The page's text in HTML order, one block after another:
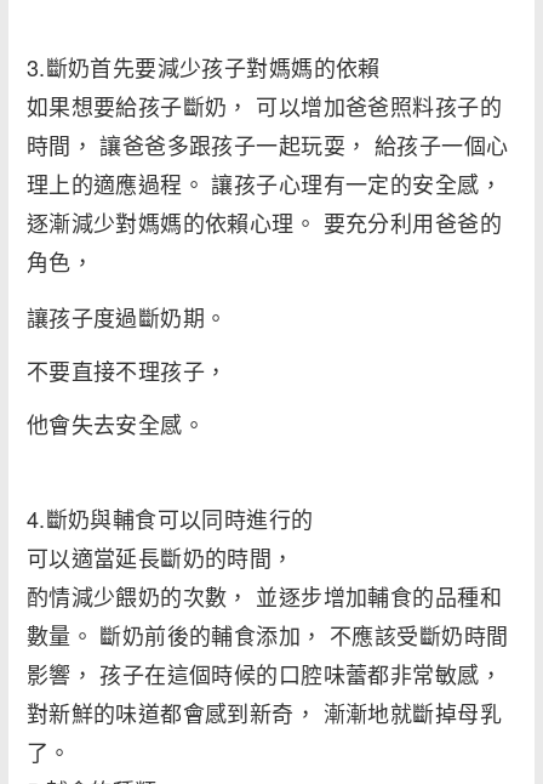
3.斷奶首先要減少孩子對媽媽的依賴
如果想要給孩子斷奶， 可以增加爸爸照料孩子的
時間， 讓爸爸多跟孩子一起玩耍， 給孩子一個心
理上的適應過程。 讓孩子心理有一定的安全感，
逐漸減少對媽媽的依賴心理。 要充分利用爸爸的
角色，
讓孩子度過斷奶期。
不要直接不理孩子，
他會失去安全感。
4.斷奶與輔食可以同時進行的
可以適當延長斷奶的時間，
酌情減少餵奶的次數， 並逐步增加輔食的品種和
數量。 斷奶前後的輔食添加， 不應該受斷奶時間
影響， 孩子在這個時候的口腔味蕾都非常敏感，
對新鮮的味道都會感到新奇， 漸漸地就斷掉母乳
了。